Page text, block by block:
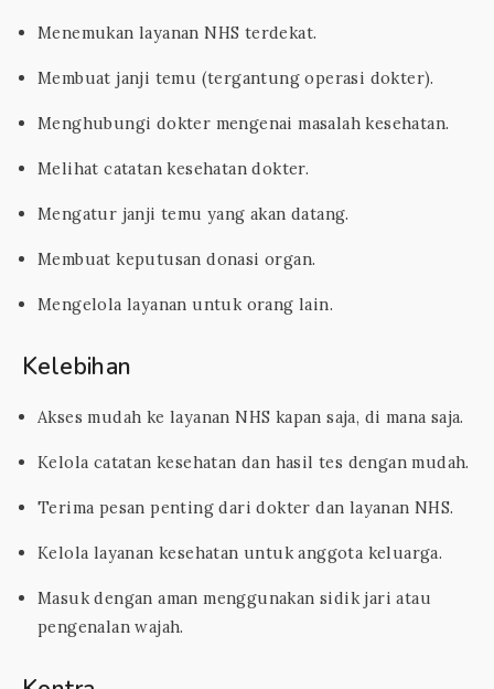
Menemukan layanan NHS terdekat.
Membuat janji temu (tergantung operasi dokter).
Menghubungi dokter mengenai masalah kesehatan.
Melihat catatan kesehatan dokter.
Mengatur janji temu yang akan datang.
Membuat keputusan donasi organ.
Mengelola layanan untuk orang lain.
Kelebihan
Akses mudah ke layanan NHS kapan saja, di mana saja.
Kelola catatan kesehatan dan hasil tes dengan mudah.
Terima pesan penting dari dokter dan layanan NHS.
Kelola layanan kesehatan untuk anggota keluarga.
Masuk dengan aman menggunakan sidik jari atau
pengenalan wajah.